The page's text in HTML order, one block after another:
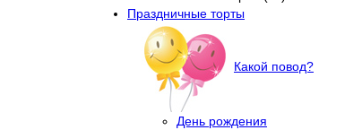
Праздничные торты
Какой повод?
День рождения